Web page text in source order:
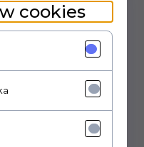
i nie pomalowany
nie zawiera farb,
cookies